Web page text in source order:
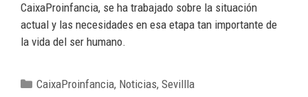
CaixaProinfancia, se ha trabajado sobre la situación
actual y las necesidades en esa etapa tan importante de
la vida del ser humano.
CaixaProinfancia, Noticias,Sevillla